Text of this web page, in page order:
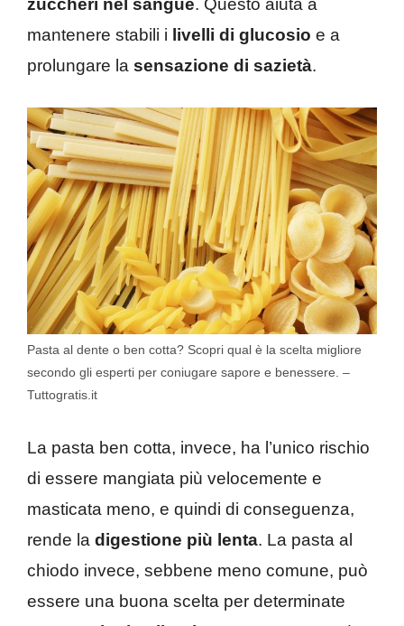
zuccheri nel sangue. Questo aiuta a
mantenere stabili i livelli di glucosio e a
prolungare la sensazione di sazietà.
Pasta al dente o ben cotta? Scopri qual è la scelta migliore
secondo gli esperti per coniugare sapore e benessere. –
Tuttogratis.it
La pasta ben cotta, invece, ha l’unico rischio
di essere mangiata più velocemente e
masticata meno, e quindi di conseguenza,
rende la digestione più lenta. La pasta al
chiodo invece, sebbene meno comune, può
essere una buona scelta per determinate